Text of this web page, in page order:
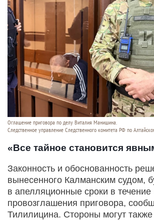
Оглашение приговора по делу Виталия Манишина.
Следственное управление Следственного комитета РФ по
«Все тайное становится
Законность и обоснованность
вынесенного Калманским судом,
в апелляционные сроки в
провозглашения приговора,
Тилилицина. Стороны могут также